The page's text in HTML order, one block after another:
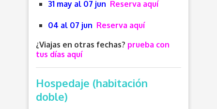
31 may al 07 jun Reserva aquí
04 al 07 jun Reserva aquí
¿Viajas en otras fechas? prueba con
tus días aquí
Hospedaje (habitación
doble)